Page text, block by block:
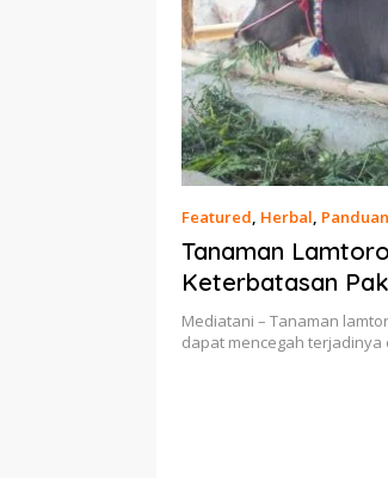
Featured, Herbal,
Desember 2024
Tanaman
Keterbatasan
Mediatani – Tanaman
dapat mencegah